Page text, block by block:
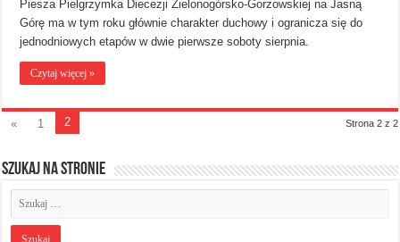
Piesza Pielgrzymka Diecezji Zielonogórsko-Gorzowskiej na Jasną
Górę ma w tym roku głównie charakter duchowy i ogranicza się do
jednodniowych etapów w dwie pierwsze soboty sierpnia.
Czytaj więcej »
Strona 2 z 2
« 1 2
Szukaj na stronie